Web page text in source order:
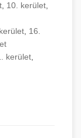
, 10. kerület,
, 16.
kerület,